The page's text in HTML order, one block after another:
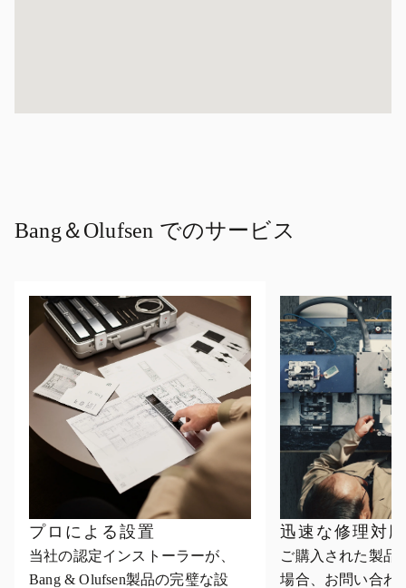
Bang＆Olufsen でのサービス
プロによる設置
当社の認定インストーラーが、
Bang & Olufsen製品の完璧な設
迅速な修理対
ご購入された製品
場合、お問い合わ